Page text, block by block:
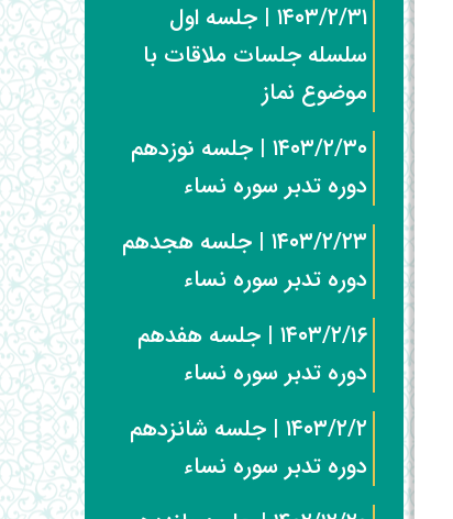
۱۴۰۳/۲/۳۱ | جلسه اول
سلسله جلسات ملاقات با
موضوع نماز
۱۴۰۳/۲/۳۰ | جلسه نوزدهم
دوره تدبر سوره نساء
۱۴۰۳/۲/۲۳ | جلسه هجدهم
دوره تدبر سوره نساء
۱۴۰۳/۲/۱۶ | جلسه هفدهم
دوره تدبر سوره نساء
۱۴۰۳/۲/۲ | جلسه شانزدهم
دوره تدبر سوره نساء